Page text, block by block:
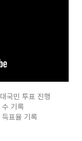
국민 투표 진행
기록
표율 기록